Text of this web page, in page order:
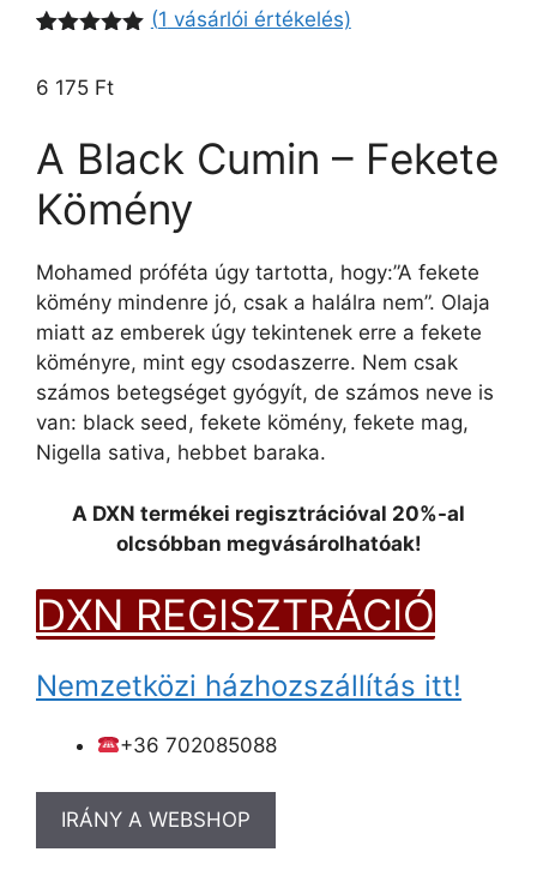
ből,
(1 vásárlói értékelés)
6 175 Ft
A Black Cumin – Fekete
Kömény
Mohamed próféta úgy tartotta, hogy:”A fekete
kömény mindenre jó, csak a halálra nem”. Olaja
miatt az emberek úgy tekintenek erre a fekete
köményre, mint egy csodaszerre. Nem csak
számos betegséget gyógyít, de számos neve is
van: black seed, fekete kömény, fekete mag,
Nigella sativa, hebbet baraka.
A DXN termékei regisztrációval 20%-al
olcsóbban megvásárolhatóak!
DXN REGISZTRÁCIÓ
Nemzetközi házhozszállítás itt!
+36 702085088
IRÁNY A WEBSHOP